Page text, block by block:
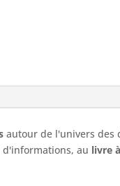
autour de l'univers des
au livre